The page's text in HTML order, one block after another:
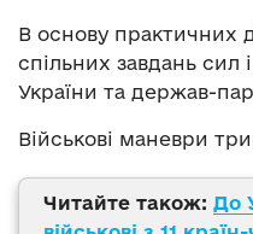
В основу практичних
спільних завдань сил
України та держав-
Військові маневри
Читайте також: До